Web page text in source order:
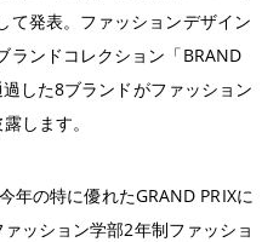
て発表。ファッションデザイン
ランドコレクション「BRAND
した8ブランドがファッション
します。
年の特に優れたGRAND PRIXに
ッション学部2年制ファッショ